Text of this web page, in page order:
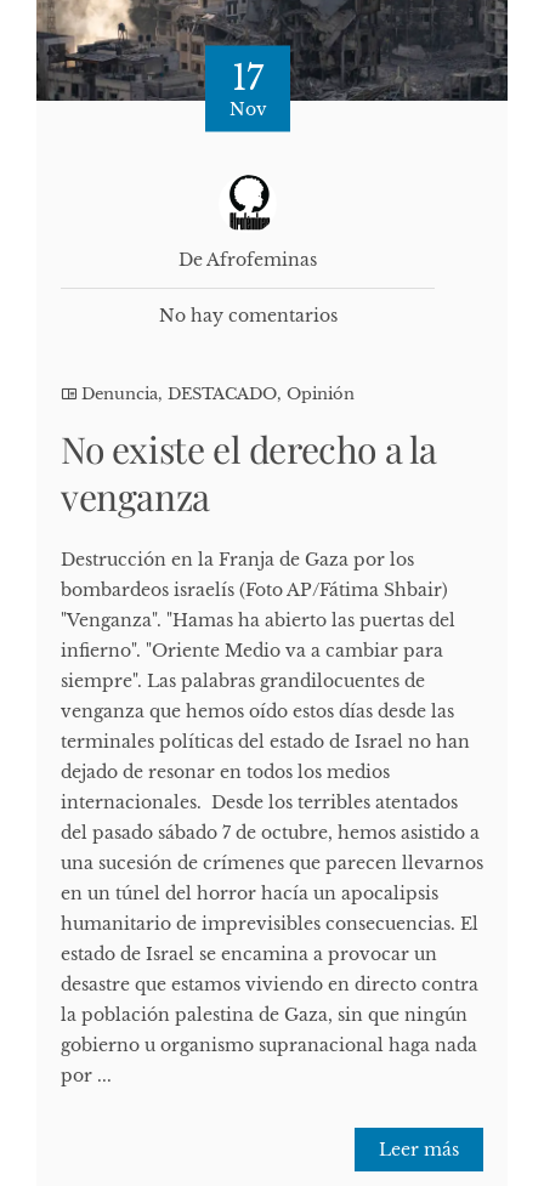
17
Nov
De Afrofeminas
No hay comentarios
Denuncia, DESTACADO, Opinión
No existe el derecho a la
venganza
Destrucción en la Franja de Gaza por los
bombardeos israelís (Foto AP/Fátima Shbair)
"Venganza". "Hamas ha abierto las puertas del
infierno". "Oriente Medio va a cambiar para
siempre". Las palabras grandilocuentes de
venganza que hemos oído estos días desde las
terminales políticas del estado de Israel no han
dejado de resonar en todos los medios
internacionales. Desde los terribles atentados
del pasado sábado 7 de octubre, hemos asistido a
una sucesión de crímenes que parecen llevarnos
en un túnel del horror hacía un apocalipsis
humanitario de imprevisibles consecuencias. El
estado de Israel se encamina a provocar un
desastre que estamos viviendo en directo contra
la población palestina de Gaza, sin que ningún
gobierno u organismo supranacional haga nada
por ...
Leer más